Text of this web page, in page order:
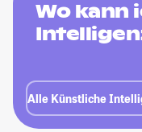
Wo kann
Alle Künstliche